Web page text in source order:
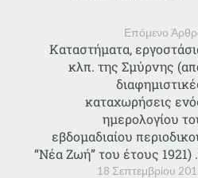
Επόμενο
18 Σεπτεμβρίου
Καταστήματα,
κλπ. της Σμύρνης
καταχωρήσεις
ημερολογίου
εβδομαδιαίου
“Νέα Ζωή” του έτους 1921)